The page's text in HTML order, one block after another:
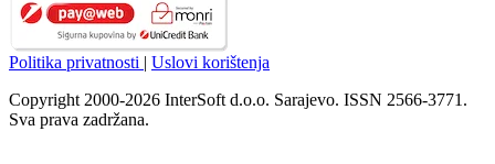
Politika privatnosti | Uslovi korištenja
Copyright 2000-2026 InterSoft d.o.o. Sarajevo. ISSN 2566-3771.
Sva prava zadržana.